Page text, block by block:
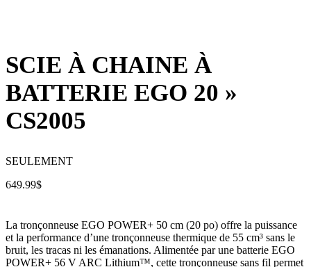
SCIE À CHAINE À
BATTERIE EGO 20 »
CS2005
SEULEMENT
649.99$
La tronçonneuse EGO POWER+ 50 cm (20 po) offre la puissance
et la performance d’une tronçonneuse thermique de 55 cm³ sans le
bruit, les tracas ni les émanations. Alimentée par une batterie EGO
POWER+ 56 V ARC Lithium™, cette tronçonneuse sans fil permet